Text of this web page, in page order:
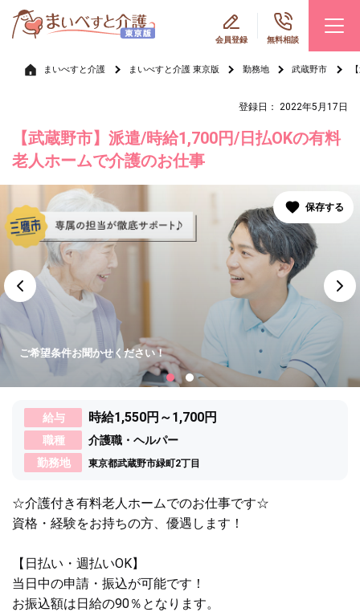
会員登録 無料相談
まいべすと介護 まいべすと介護 東京版 勤務地 武蔵野市
登録日： 2022年5月17日
【武蔵野市】派遣/時給1,700円/日払OKの有料
老人ホームで介護のお仕事
ご希望条件お聞かせください！
給与 時給1,550円～1,700円
職種
介護職・ヘルパー
勤務地
東京都武蔵野市緑町2丁目
☆介護付き有料老人ホームでのお仕事です☆
資格・経験をお持ちの方、優遇します！
【日払い・週払いOK】
当日中の申請・振込が可能です！
お振込額は日給の90％となります。